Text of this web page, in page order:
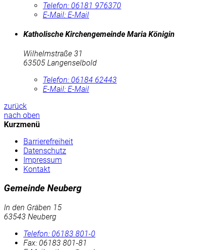
Telefon: 06181 976370
E-Mail: E-Mail
Katholische Kirchengemeinde Maria Königin
Wilhelmstraße 31
63505 Langenselbold
Telefon: 06184 62443
E-Mail: E-Mail
zurück
nach oben
Kurzmenü
Barrierefreiheit
Datenschutz
Impressum
Kontakt
Gemeinde Neuberg
In den Gräben 15
63543 Neuberg
Telefon: 06183 801-0
Fax: 06183 801-81